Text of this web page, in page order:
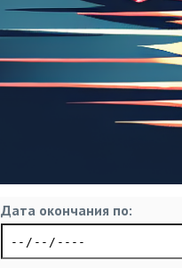
Дата окончания по: